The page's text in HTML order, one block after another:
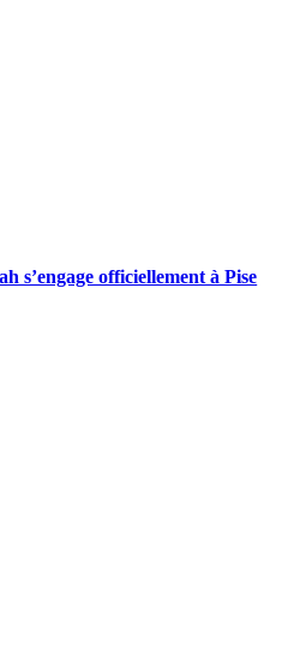
s’engage officiellement à Pise